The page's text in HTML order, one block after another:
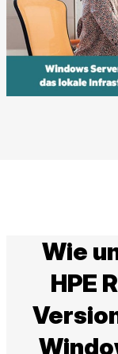
Wie
HPE